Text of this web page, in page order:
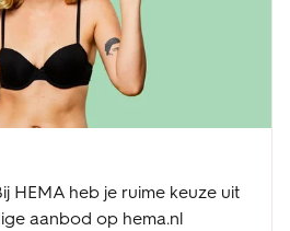
HEMA heb je ruime keuze uit
aanbod op hema.nl